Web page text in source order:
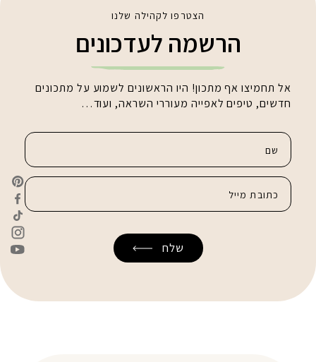
הצטרפו לקהילה שלנו
הרשמה לעדכונים
אל תחמיצו אף מתכון! היו הראשונים לשמוע על מתכונים
חדשים, טיפים לאפייה מעוררי השראה, ועוד…